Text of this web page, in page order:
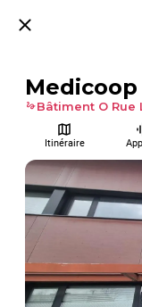
Medicoop
Bâtiment O
Itinéraire